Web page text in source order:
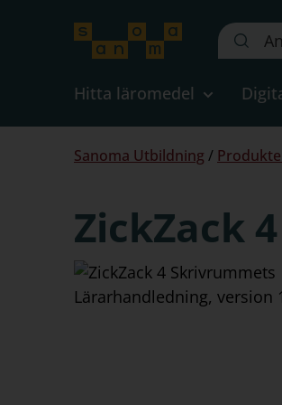
Sök
på
Hitta läromedel
Du
Sanoma Utbildning /
ZickZack